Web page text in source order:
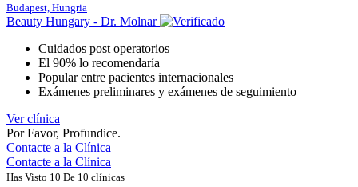
Budapest, Hungria
Beauty Hungary - Dr. Molnar
Cuidados post operatorios
El 90% lo recomendaría
Popular entre pacientes internacionales
Exámenes preliminares y exámenes de seguimiento
Ver clínica
Por Favor, Profundice.
Contacte a la Clínica
Contacte a la Clínica
Has Visto 10 De 10 clínicas